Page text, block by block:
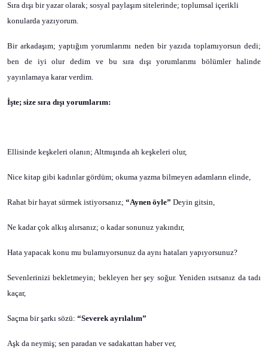
Sıra dışı bir yazar olarak; sosyal paylaşım sitelerinde; toplumsal içerikli
konularda yazıyorum.
Bir arkadaşım; yaptığım yorumlarımı neden bir yazıda toplamıyorsun dedi;
ben de iyi olur dedim ve bu sıra dışı yorumlarımı bölümler halinde
yayınlamaya karar verdim.
İşte; size sıra dışı yorumlarım:
Ellisinde keşkeleri olanın; Altmışında ah keşkeleri olur,
Nice kitap gibi kadınlar gördüm; okuma yazma bilmeyen adamların elinde,
Rahat bir hayat sürmek istiyorsanız; “Aynen öyle” Deyin gitsin,
Ne kadar çok alkış alırsanız; o kadar sonunuz yakındır,
Hata yapacak konu mu bulamıyorsunuz da aynı hataları yapıyorsunuz?
Sevenlerinizi bekletmeyin; bekleyen her şey soğur. Yeniden ısıtsanız da tadı
kaçar,
Saçma bir şarkı sözü: “Severek ayrılalım”
Aşk da neymiş; sen paradan ve sadakattan haber ver,